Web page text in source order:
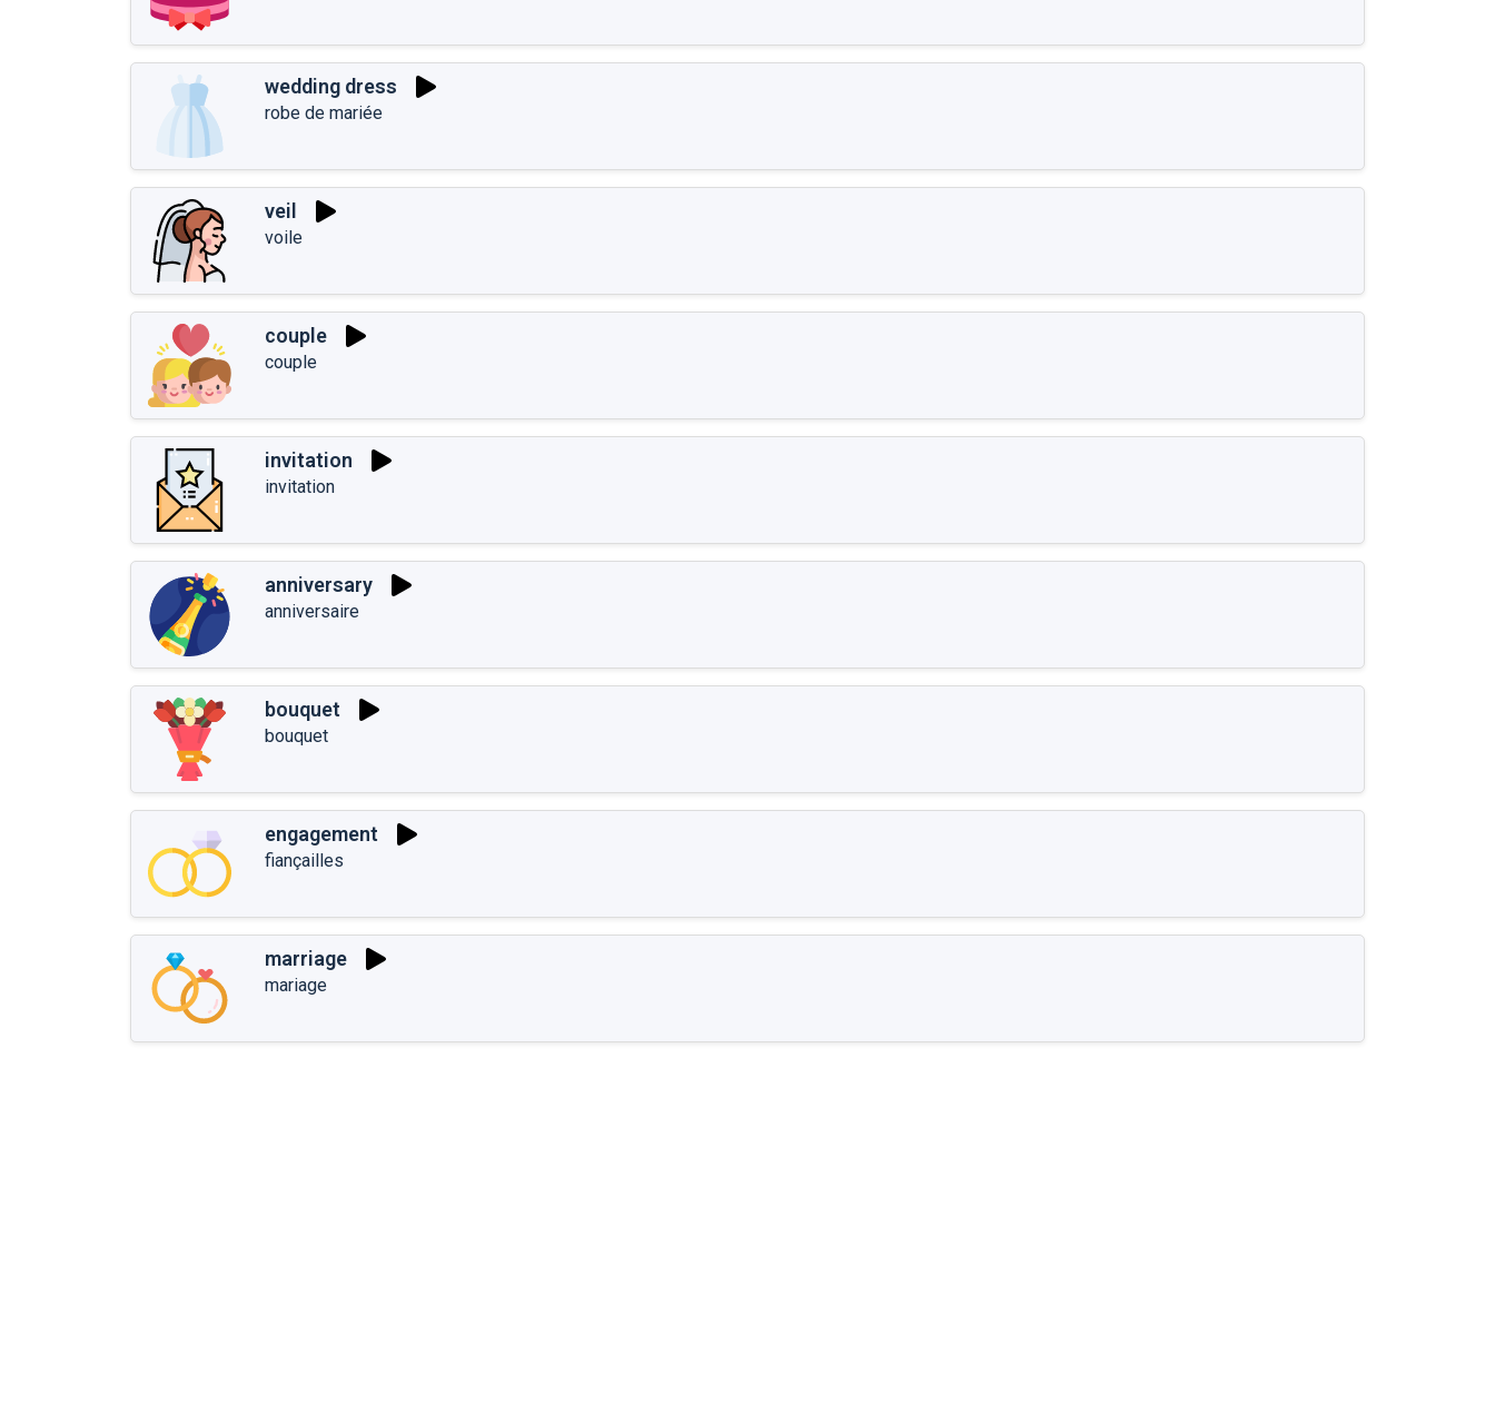
wedding dress
robe de mariée
veil
voile
couple
couple
invitation
invitation
anniversary
anniversaire
bouquet
bouquet
engagement
fiançailles
marriage
mariage